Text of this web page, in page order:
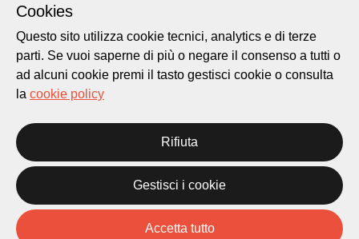
lugano.ch
Cookie policy
Homepage
Temi
Mappa
Novità
Progetti
Cookies
Questo sito utilizza cookie tecnici, analytics e di terze
parti. Se vuoi saperne di più o negare il consenso a tutti o
ad alcuni cookie premi il tasto gestisci cookie o consulta
la cookie policy
Rifiuta
Gestisci i cookie
Accetta tutto